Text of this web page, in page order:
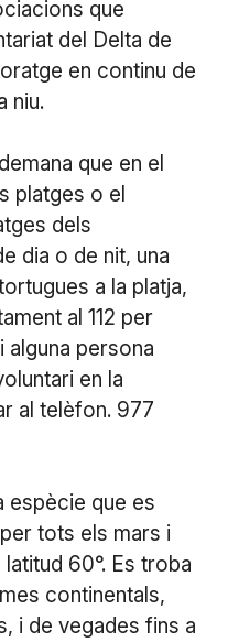
que
del Delta de
en continu de
niu.
que en el
platges o el
dels
dia o de nit, una
a la platja,
al 112 per
alguna persona
en la
al telèfon. 977
espècie que es
tots els mars i
60°. Es troba
continentals,
i de vegades fins a